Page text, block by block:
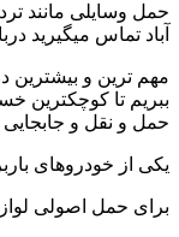
حمل وسایلی مانند
آباد تماس میگیرید
مهم ترین و
ببریم تا کوچکترین
حمل و نقل و جابجایی
یکی از خودروهای
برای حمل اصولی